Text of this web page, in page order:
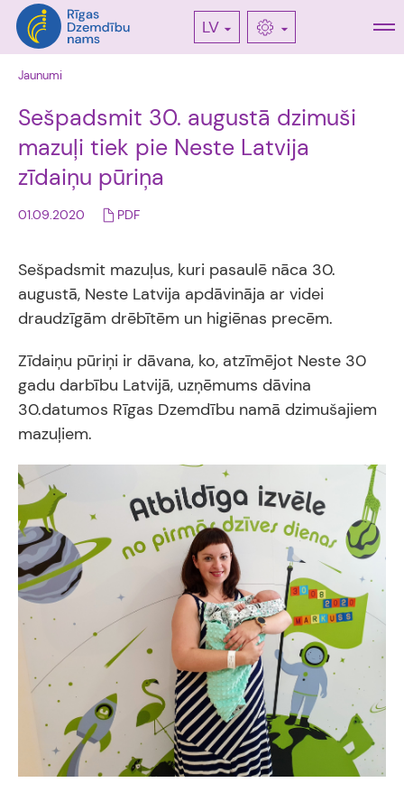
LV
Jaunumi
Sešpadsmit 30. augustā dzimuši
mazuļi tiek pie Neste Latvija
zīdaiņu pūriņa
01.09.2020 PDF
Sešpadsmit mazuļus, kuri pasaulē nāca 30.
augustā, Neste Latvija apdāvināja ar videi
draudzīgām drēbītēm un higiēnas precēm.
Zīdaiņu pūriņi ir dāvana, ko, atzīmējot Neste 30
gadu darbību Latvijā, uzņēmums dāvina
30.datumos Rīgas Dzemdību namā dzimušajiem
mazuļiem.